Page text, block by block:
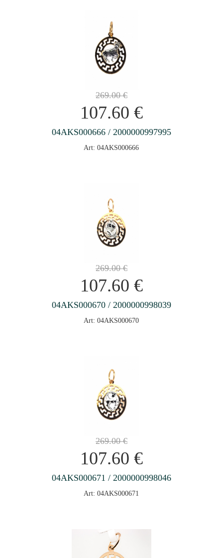
269.00€
107.60 €
04AKS000666 / 2000000997995
Art: 04AKS000666
269.00€
107.60 €
04AKS000670 / 2000000998039
Art: 04AKS000670
269.00€
107.60 €
04AKS000671 / 2000000998046
Art: 04AKS000671